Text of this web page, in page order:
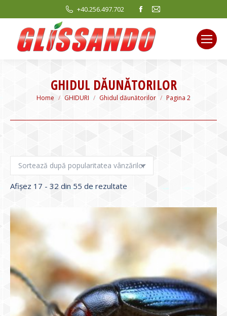
+40.256.497.702
Facebook
opens
in
new
Mail
new
GHIDUL DĂUNĂTORILOR
You are here:
Home GHIDURI Ghidul dăunătorilor Pagina 2
Afișez 17 - 32 din 55 de rezultate
evaluarea